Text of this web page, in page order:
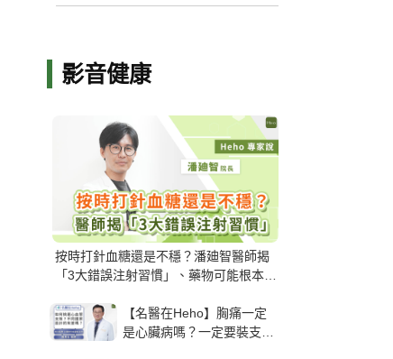
影音健康
按時打針血糖還是不穩？潘廸智醫師揭
「3大錯誤注射習慣」、藥物可能根本沒
【名醫在Heho】胸痛一定
是心臟病嗎？一定要裝支